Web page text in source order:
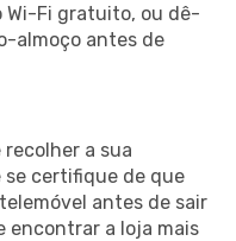
Fi gratuito, ou dê-
almoço antes de
a sua
se certifique de que
antes de sair
encontrar a loja mais